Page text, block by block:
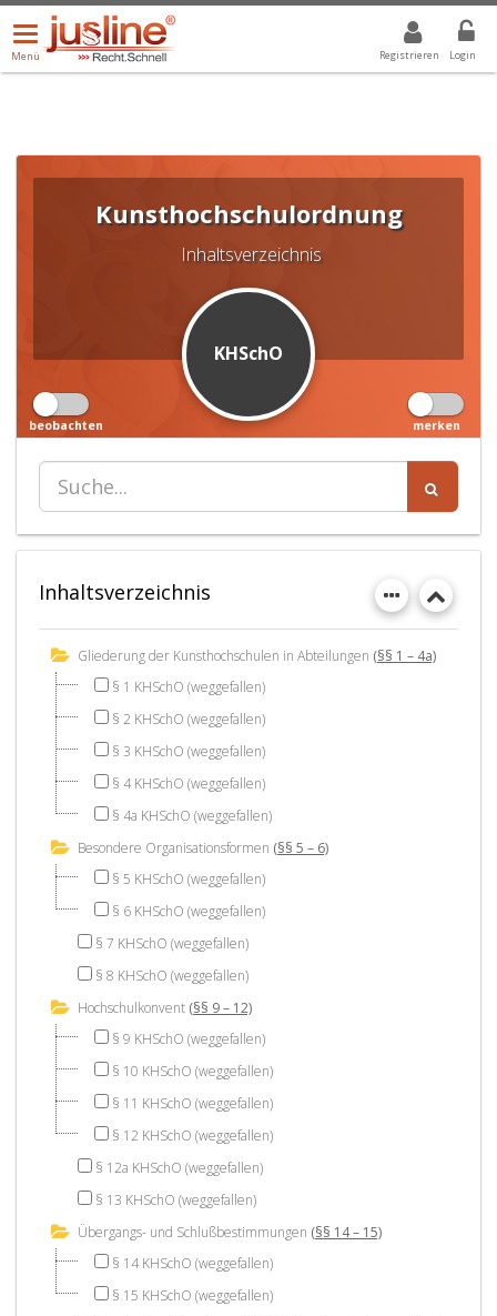
Registrieren Login
Menü
öffnen/schließen
Menü
ALLE DROPDOWN: GEWÄHLTER WERT IST ALLE
Kunsthochschulordnung
Inhaltsverzeichnis
KHSchO
beobachten merken
Inhaltsverzeichnis
Gliederung der Kunsthochschulen in Abteilungen (§§ 1 – 4a)
§ 1 KHSchO (weggefallen)
§ 2 KHSchO (weggefallen)
§ 3 KHSchO (weggefallen)
§ 4 KHSchO (weggefallen)
§ 4a KHSchO (weggefallen)
Besondere Organisationsformen (§§ 5 – 6)
§ 5 KHSchO (weggefallen)
§ 6 KHSchO (weggefallen)
§ 7 KHSchO (weggefallen)
§ 8 KHSchO (weggefallen)
Hochschulkonvent (§§ 9 – 12)
§ 9 KHSchO (weggefallen)
§ 10 KHSchO (weggefallen)
§ 11 KHSchO (weggefallen)
§ 12 KHSchO (weggefallen)
§ 12a KHSchO (weggefallen)
§ 13 KHSchO (weggefallen)
Übergangs- und Schlußbestimmungen (§§ 14 – 15)
§ 14 KHSchO (weggefallen)
§ 15 KHSchO (weggefallen)